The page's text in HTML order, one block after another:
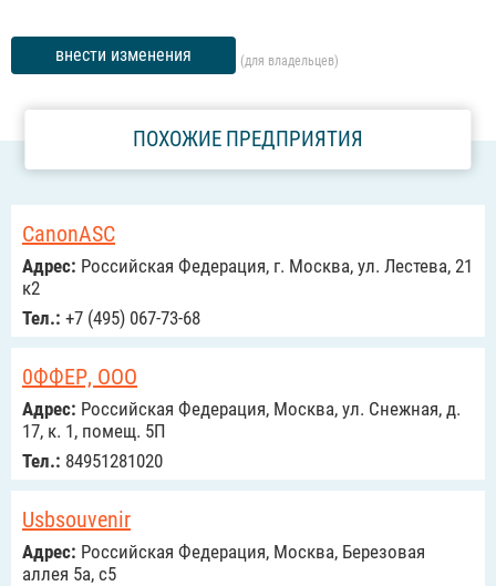
внести изменения (для владельцев)
ПОХОЖИЕ ПРЕДПРИЯТИЯ
CanonASC
Адрес: Российcкая Федерация, г. Москва, ул. Лестева, 21
к2
Тел.: +7 (495) 067-73-68
0ФФЕР, ООО
Адрес: Российcкая Федерация, Москва, ул. Снежная, д.
17, к. 1, помещ. 5П
Тел.: 84951281020
Usbsouvenir
Адрес: Российcкая Федерация, Москва, Березовая
аллея 5а, с5